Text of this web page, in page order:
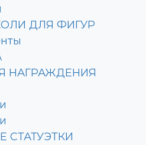
ДЛЯ ФИГУР
НАГРАЖДЕНИЯ
СТАТУЭТКИ